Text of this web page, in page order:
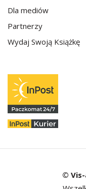
Dla mediów
Partnerzy
Wydaj Swoją Książkę
©